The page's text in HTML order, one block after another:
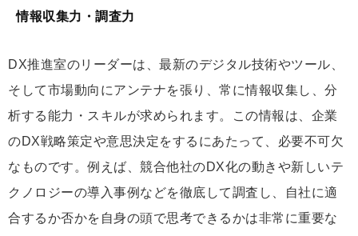
情報収集力・調査力
DX推進室のリーダーは、最新のデジタル技術やツール、
そして市場動向にアンテナを張り、常に情報収集し、分
析する能力・スキルが求められます。この情報は、企業
のDX戦略策定や意思決定をするにあたって、必要不可欠
なものです。例えば、競合他社のDX化の動きや新しいテ
クノロジーの導入事例などを徹底して調査し、自社に適
合するか否かを自身の頭で思考できるかは非常に重要な